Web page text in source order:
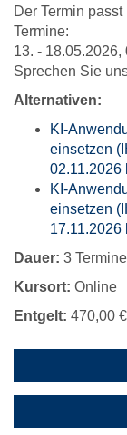
Der Termin
Termine:
13. - 18.05.2026,
Sprechen Sie
Alternativen:
KI-
einsetzen
02.11.2026
KI-
einsetzen
17.11.2026
Dauer: 3 Termine
Kursort: Online
Entgelt: 470,00 €